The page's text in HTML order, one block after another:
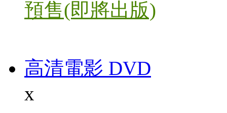
預售(即將出版)
高清電影 DVD
x